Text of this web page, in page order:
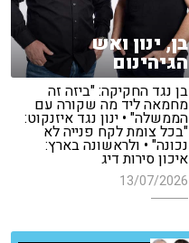
בן, ינון ואש
הגיהינום
בן נגד החקיקה: "ביזה זה
מחמאה ליד מה שקורה עם
הממשלה" • ינון נגד איזנקוט:
"בכל צומת לקח פנייה לא
נכונה" • ולראשונה בארץ:
איכון סירות דיג
13/07/2026